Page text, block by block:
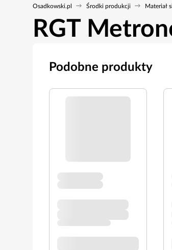
Osadkowski.pl Środki produkcji Materiał
RGT
Podobne produkty